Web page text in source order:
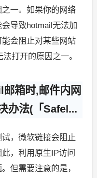
一。如果你的网络
导致hotmail无法加
会阻止对某些网站
打开的原因之一。
箱时,邮件内网
办法(「Safel...
，微软链接会阻止
，利用原生IP访问
但需要注意的是，